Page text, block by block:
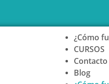
¿Cómo
CURSOS
Contacto
Blog